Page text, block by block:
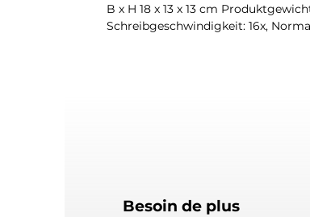
B x H 18 x 13 x 13 cm
Schreibgeschwindigkeit: 16x,
Besoin de plus